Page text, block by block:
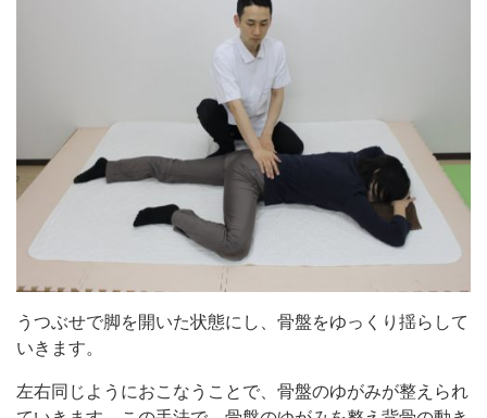
うつぶせで脚を開いた状態にし、骨盤をゆっくり揺らして
いきます。
左右同じようにおこなうことで、骨盤のゆがみが整えられ